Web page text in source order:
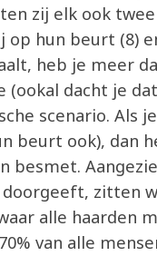
zij elk ook
op hun beurt (8)
heb je meer
(ookal dacht je
scenario. Als
beurt ook), dan
besmet.
zitten
alle haarden
van alle